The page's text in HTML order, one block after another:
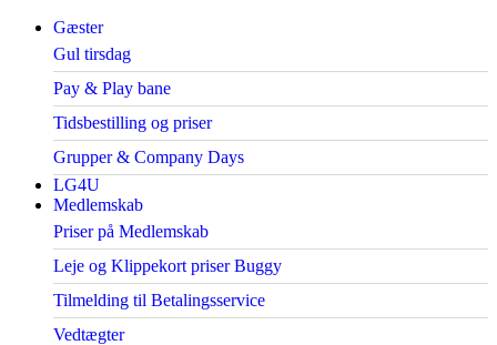
Gæster
Gul tirsdag
Pay & Play bane
Tidsbestilling og priser
Grupper & Company Days
LG4U
Medlemskab
Priser på Medlemskab
Leje og Klippekort priser Buggy
Tilmelding til Betalingsservice
Vedtægter